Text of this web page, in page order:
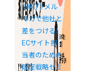
《終了》メル
マガで他社と
差をつける！
ECサイト担
当者のための
販促戦略セミ